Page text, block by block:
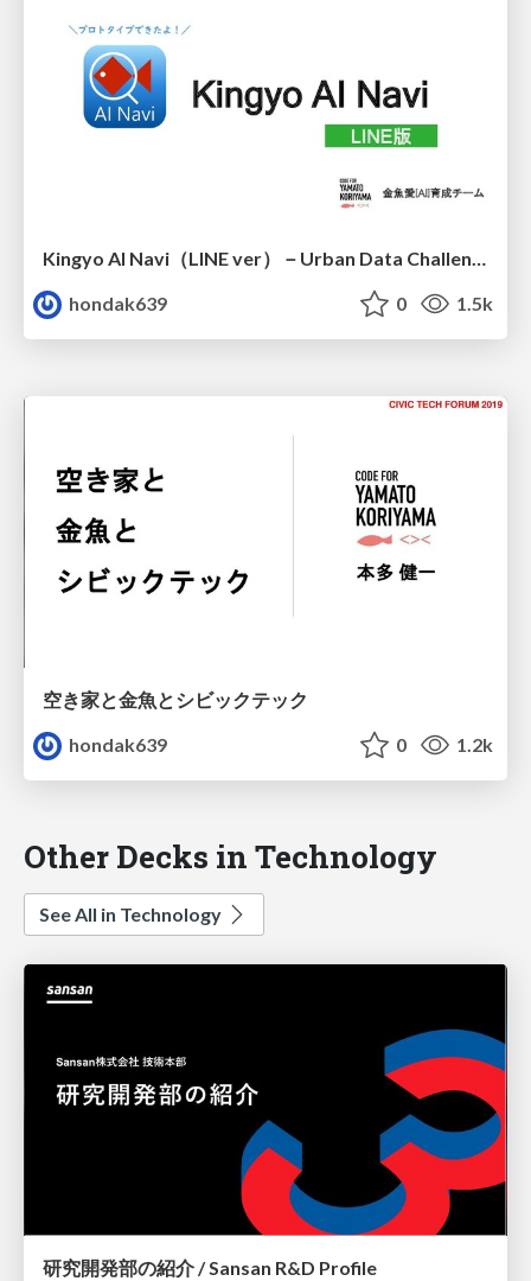
hondak639
0 1.5k
空き家と金魚とシビックテック
hondak639
0 1.2k
Other Decks in Technology
See All in Technology
研究開発部の紹介 / Sansan R&D Profile